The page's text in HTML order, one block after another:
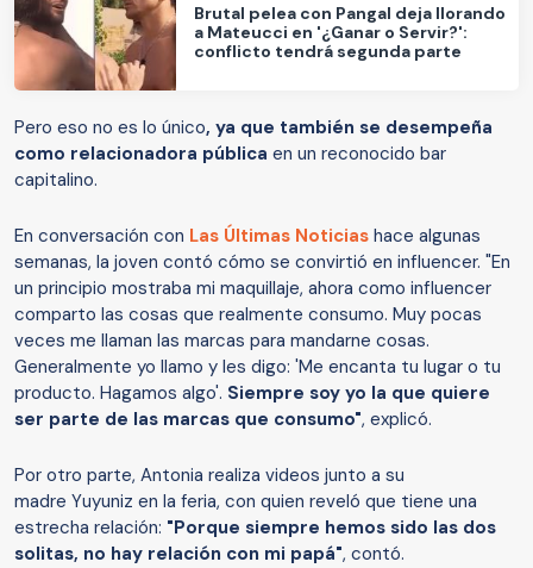
Brutal pelea con Pangal deja llorando
a Mateucci en '¿Ganar o Servir?':
conflicto tendrá segunda parte
Pero eso no es lo único, ya que también se desempeña
como relacionadora pública en un reconocido bar
capitalino.
En conversación con Las Últimas Noticias hace algunas
semanas, la joven contó cómo se convirtió en influencer. "En
un principio mostraba mi maquillaje, ahora como influencer
comparto las cosas que realmente consumo. Muy pocas
veces me llaman las marcas para mandarne cosas.
Generalmente yo llamo y les digo: 'Me encanta tu lugar o tu
producto. Hagamos algo'. Siempre soy yo la que quiere
ser parte de las marcas que consumo", explicó.
Por otro parte, Antonia realiza videos junto a su
madre Yuyuniz en la feria, con quien reveló que tiene una
estrecha relación: "Porque siempre hemos sido las dos
solitas, no hay relación con mi papá", contó.